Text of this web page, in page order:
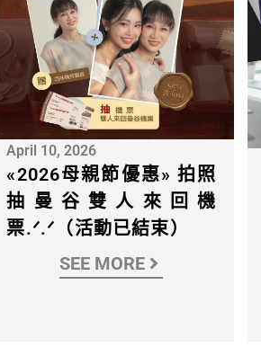
April 10, 2026
«2026母親節優惠» 拍照
抽曼谷雙人來回機
票.ᐟ.ᐟ（活動已結束）
SEE MORE